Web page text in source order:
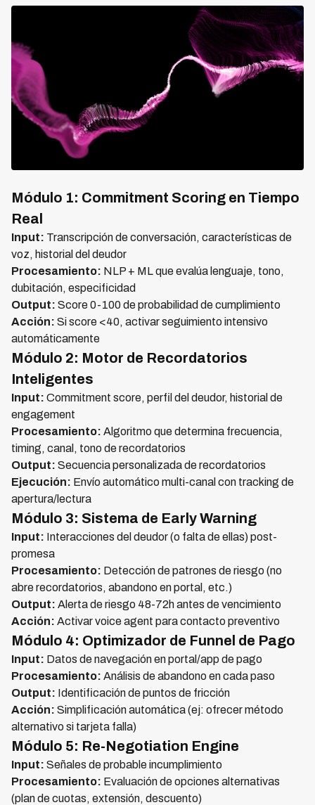
Módulo 1: Commitment Scoring en Tiempo
Real
Input: Transcripción de conversación, características de
voz, historial del deudor
Procesamiento: NLP + ML que evalúa lenguaje, tono,
dubitación, especificidad
Output: Score 0-100 de probabilidad de cumplimiento
Acción: Si score <40, activar seguimiento intensivo
automáticamente
Módulo 2: Motor de Recordatorios
Inteligentes
Input: Commitment score, perfil del deudor, historial de
engagement
Procesamiento: Algoritmo que determina frecuencia,
timing, canal, tono de recordatorios
Output: Secuencia personalizada de recordatorios
Ejecución: Envío automático multi-canal con tracking de
apertura/lectura
Módulo 3: Sistema de Early Warning
Input: Interacciones del deudor (o falta de ellas) post-
promesa
Procesamiento: Detección de patrones de riesgo (no
abre recordatorios, abandono en portal, etc.)
Output: Alerta de riesgo 48-72h antes de vencimiento
Acción: Activar voice agent para contacto preventivo
Módulo 4: Optimizador de Funnel de Pago
Input: Datos de navegación en portal/app de pago
Procesamiento: Análisis de abandono en cada paso
Output: Identificación de puntos de fricción
Acción: Simplificación automática (ej: ofrecer método
alternativo si tarjeta falla)
Módulo 5: Re-Negotiation Engine
Input: Señales de probable incumplimiento
Procesamiento: Evaluación de opciones alternativas
(plan de cuotas, extensión, descuento)